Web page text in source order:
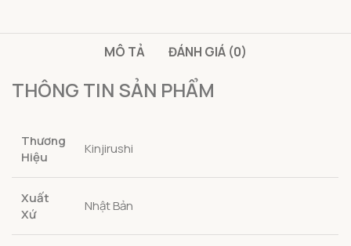
MÔ TẢ ĐÁNH GIÁ (0)
THÔNG TIN SẢN PHẨM
Thương
Hiệu
Kinjirushi
Xuất
Xứ
Nhật Bản